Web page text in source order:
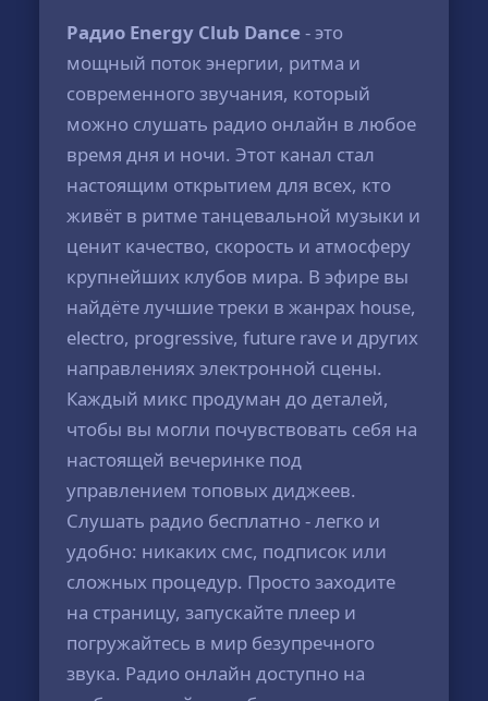
Радио Energy Club Dance - это
мощный поток энергии, ритма и
современного звучания, который
можно слушать радио онлайн в любое
время дня и ночи. Этот канал стал
настоящим открытием для всех, кто
живёт в ритме танцевальной музыки и
ценит качество, скорость и атмосферу
крупнейших клубов мира. В эфире вы
найдёте лучшие треки в жанрах house,
electro, progressive, future rave и других
направлениях электронной сцены.
Каждый микс продуман до деталей,
чтобы вы могли почувствовать себя на
настоящей вечеринке под
управлением топовых диджеев.
Слушать радио бесплатно - легко и
удобно: никаких смс, подписок или
сложных процедур. Просто заходите
на страницу, запускайте плеер и
погружайтесь в мир безупречного
звука. Радио онлайн доступно на